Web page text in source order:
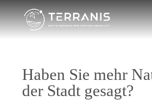
Haben Sie mehr
der Stadt gesagt?